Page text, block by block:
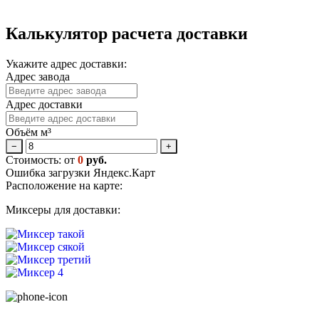
Калькулятор расчета доставки
Укажите адрес доставки:
Адрес завода
Адрес доставки
Объём м³
− +
Стоимость: от 0 руб.
Ошибка загрузки Яндекс.Карт
Расположение на карте:
Миксеры для доставки: